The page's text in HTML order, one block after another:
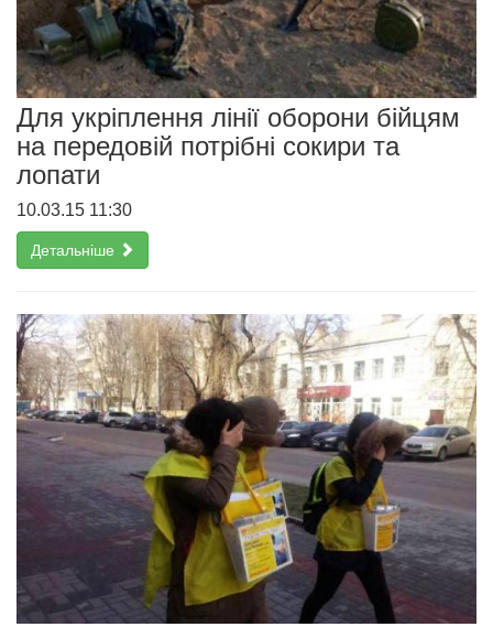
Для укріплення лінії оборони бійцям
на передовій потрібні сокири та
лопати
10.03.15 11:30
Детальніше